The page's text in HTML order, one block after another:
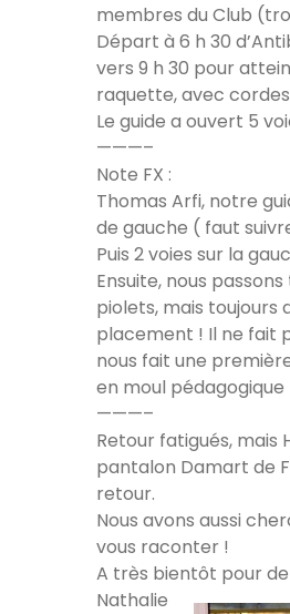
membres du Club
Départ à 6 h 30
vers 9 h 30 pour
raquette, avec
Le guide a ouvert 5
———–
Note FX :
Thomas Arfi, notre
de gauche ( faut
Puis 2 voies sur la
Ensuite, nous
piolets, mais toujours
placement ! Il ne fait
nous fait une
en moul
———–
Retour fatigués, mais
pantalon Damart de
retour.
Nous avons aussi
vous raconter !
A très bientôt pour
Nathalie